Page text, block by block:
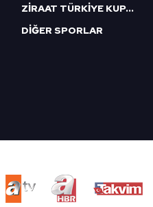
ZİRAAT TÜRKİYE KUPASI
DİĞER SPORLAR